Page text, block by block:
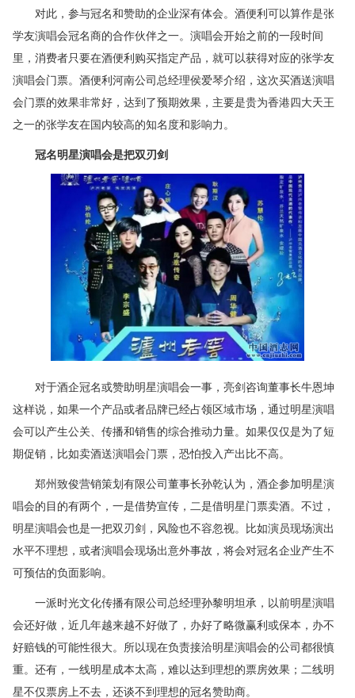
对此，参与冠名和赞助的企业深有体会。酒便利可以算作是张
学友演唱会冠名商的合作伙伴之一。演唱会开始之前的一段时间
里，消费者只要在酒便利购买指定产品，就可以获得对应的张学友
演唱会门票。酒便利河南公司总经理侯爱琴介绍，这次买酒送演唱
会门票的效果非常好，达到了预期效果，主要是贵为香港四大天王
之一的张学友在国内较高的知名度和影响力。
冠名明星演唱会是把双刃剑
对于酒企冠名或赞助明星演唱会一事，亮剑咨询董事长牛恩坤
这样说，如果一个产品或者品牌已经占领区域市场，通过明星演唱
会可以产生公关、传播和销售的综合推动力量。如果仅仅是为了短
期促销，比如卖酒送演唱会门票，恐怕投入产出比不高。
郑州致俊营销策划有限公司董事长孙乾认为，酒企参加明星演
唱会的目的有两个，一是借势宣传，二是借明星门票卖酒。不过，
明星演唱会也是一把双刃剑，风险也不容忽视。比如演员现场演出
水平不理想，或者演唱会现场出意外事故，将会对冠名企业产生不
可预估的负面影响。
一派时光文化传播有限公司总经理孙黎明坦承，以前明星演唱
会还好做，近几年越来越不好做了，办好了略微赢利或保本，办不
好赔钱的可能性很大。所以现在负责接洽明星演唱会的公司都很慎
重。还有，一线明星成本太高，难以达到理想的票房效果；二线明
星不仅票房上不去，还谈不到理想的冠名赞助商。